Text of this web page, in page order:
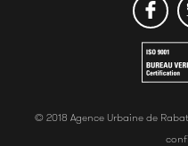
© 2018 Agence Urbaine de